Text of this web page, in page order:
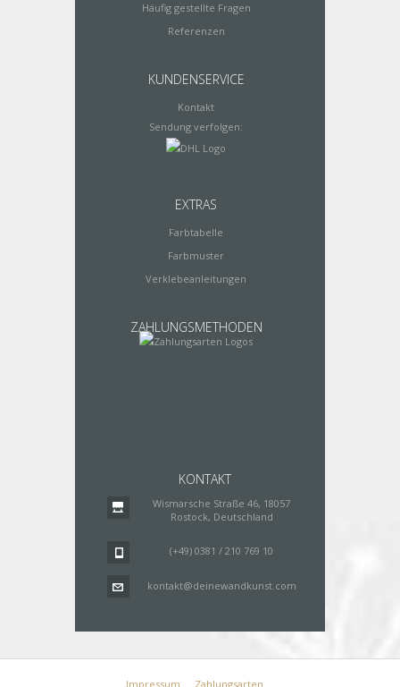
Häufig gestellte Fragen
Referenzen
KUNDENSERVICE
Kontakt
Sendung verfolgen:
EXTRAS
Farbtabelle
Farbmuster
Verklebeanleitungen
ZAHLUNGSMETHODEN
KONTAKT
Wismarsche Straße 46, 18057
Rostock, Deutschland
(+49) 0381 / 210 769 10
kontakt@deinewandkunst.com
Impressum
Zahlungsarten